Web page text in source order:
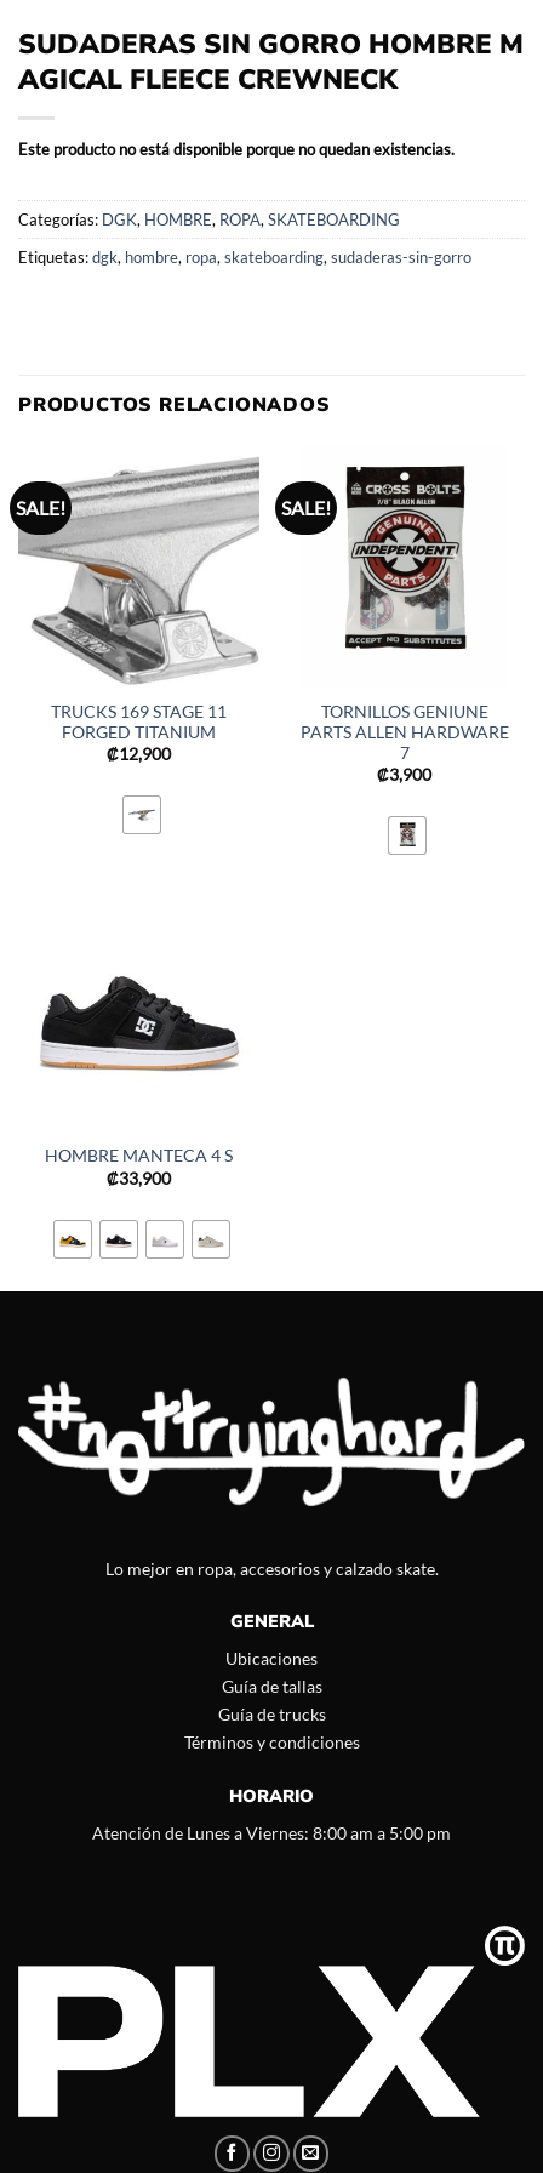
SUDADERAS SIN GORRO HOMBRE M
AGICAL FLEECE CREWNECK
Este producto no está disponible porque no quedan existencias.
Categorías: DGK, HOMBRE, ROPA, SKATEBOARDING
Etiquetas:dgk, hombre, ropa, skateboarding, sudaderas-sin-gorro
PRODUCTOS RELACIONADOS
SALE!
TRUCKS 169 STAGE 11
FORGED TITANIUM
₡12,900
SALE!
TORNILLOS GENIUNE
PARTS ALLEN HARDWARE
7
₡3,900
HOMBRE MANTECA 4 S
₡33,900
Lo mejor en ropa, accesorios y calzado skate.
GENERAL
Ubicaciones
Guía de tallas
Guía de trucks
Términos y condiciones
HORARIO
Atención de Lunes a Viernes: 8:00 am a 5:00 pm